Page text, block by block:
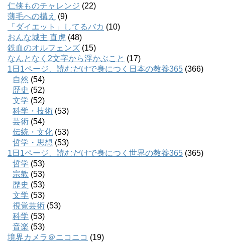
仁侠ものチャレンジ (22)
薄毛への構え (9)
「ダイエット」してるバカ (10)
おんな城主 直虎 (48)
鉄血のオルフェンズ (15)
なんとなく2文字から浮かぶこと (17)
1日1ページ、読むだけで身につく日本の教養365 (366)
自然 (54)
歴史 (52)
文学 (52)
科学・技術 (53)
芸術 (54)
伝統・文化 (53)
哲学・思想 (53)
1日1ページ、読むだけで身につく世界の教養365 (365)
哲学 (53)
宗教 (53)
歴史 (53)
文学 (53)
視覚芸術 (53)
科学 (53)
音楽 (53)
境界カメラ＠ニコニコ (19)